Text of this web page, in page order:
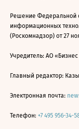
Решение Федеральной
информационных
(Роскомнадзор) от 27
Учредитель: АО
Главный редактор:
Электронная почта:
Телефон: +7 495 956-34-